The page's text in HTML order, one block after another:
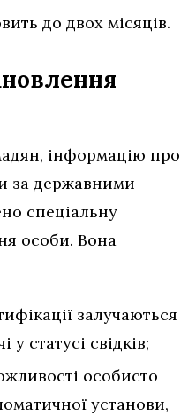
до двох місяців.
інформацію про
за державними
спеціальну
особи. Вона
залучаються
статусі свідків;
особисто
установи,